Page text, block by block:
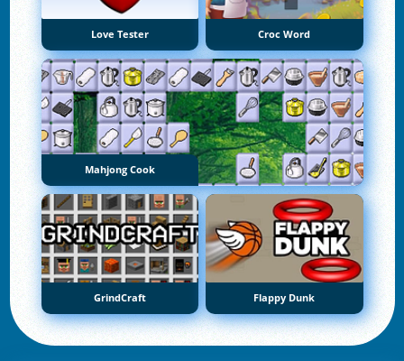
Love Tester Croc Word
Mahjong Cook
GrindCraft Flappy Dunk